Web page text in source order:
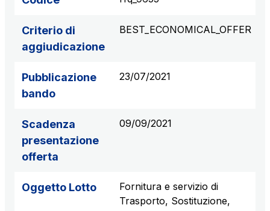
Criterio di
aggiudicazione
BEST_ECONOMICAL_OFFER
Pubblicazione
bando
23/07/2021
Scadenza
presentazione
offerta
09/09/2021
Oggetto Lotto
Fornitura e servizio di
Trasporto, Sostituzione,